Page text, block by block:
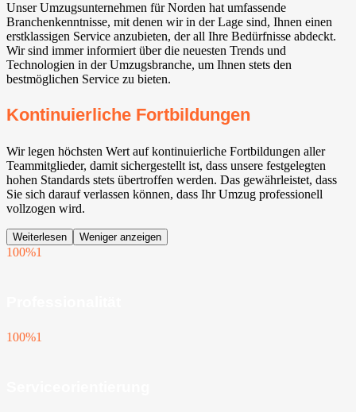
Unser Umzugsunternehmen für Norden hat umfassende
Branchenkenntnisse, mit denen wir in der Lage sind, Ihnen einen
erstklassigen Service anzubieten, der all Ihre Bedürfnisse abdeckt.
Wir sind immer informiert über die neuesten Trends und
Technologien in der Umzugsbranche, um Ihnen stets den
bestmöglichen Service zu bieten.
Kontinuierliche Fortbildungen
Wir legen höchsten Wert auf kontinuierliche Fortbildungen aller
Teammitglieder, damit sichergestellt ist, dass unsere festgelegten
hohen Standards stets übertroffen werden. Das gewährleistet, dass
Sie sich darauf verlassen können, dass Ihr Umzug professionell
vollzogen wird.
Weiterlesen Weniger anzeigen
100%1
100%1